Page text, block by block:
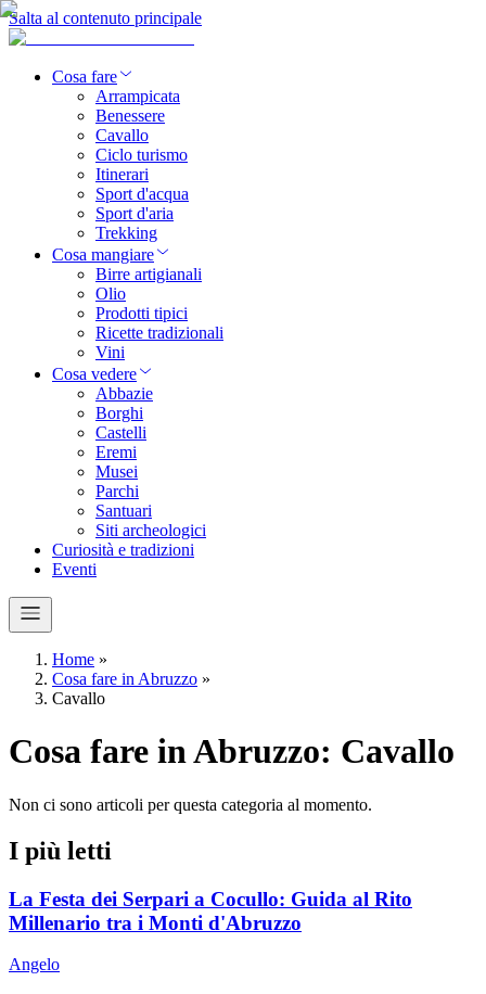
Salta al contenuto principale
Cosa fare
Arrampicata
Benessere
Cavallo
Ciclo turismo
Itinerari
Sport d'acqua
Sport d'aria
Trekking
Cosa mangiare
Birre artigianali
Olio
Prodotti tipici
Ricette tradizionali
Vini
Cosa vedere
Abbazie
Borghi
Castelli
Eremi
Musei
Parchi
Santuari
Siti archeologici
Curiosità e tradizioni
Eventi
Home »
Cosa fare in Abruzzo »
Cavallo
Cosa fare in Abruzzo: Cavallo
Non ci sono articoli per questa categoria al momento.
I più letti
La Festa dei Serpari a Cocullo: Guida al Rito
Millenario tra i Monti d'Abruzzo
Angelo